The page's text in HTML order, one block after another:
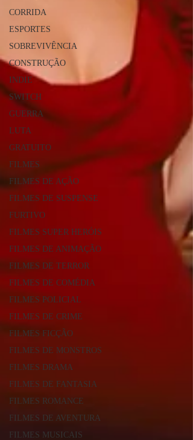
CORRIDA
ESPORTES
SOBREVIVÊNCIA
CONSTRUÇÃO
INDIE
SWITCH
GUERRA
LUTA
GRATUITO
FILMES
FILMES DE AÇÃO
FILMES DE SUSPENSE
FURTIVO
FILMES SUPER HERÓIS
FILMES DE ANIMAÇÃO
FILMES DE TERROR
FILMES DE COMÉDIA
FILMES POLICIAL
FILMES DE CRIME
FILMES FICÇÃO
FILMES DE MONSTROS
FILMES DRAMA
FILMES DE FANTASIA
FILMES ROMANCE
FILMES DE AVENTURA
FILMES MUSICAIS